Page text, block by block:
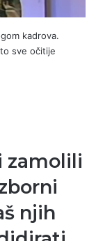
kadrova.
sve očitije
zamolili
njih